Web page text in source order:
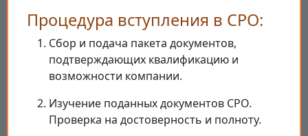
Процедура вступления в СРО:
Сбор и подача пакета документов,
подтверждающих квалификацию и
возможности компании.
Изучение поданных документов СРО.
Проверка на достоверность и полноту.